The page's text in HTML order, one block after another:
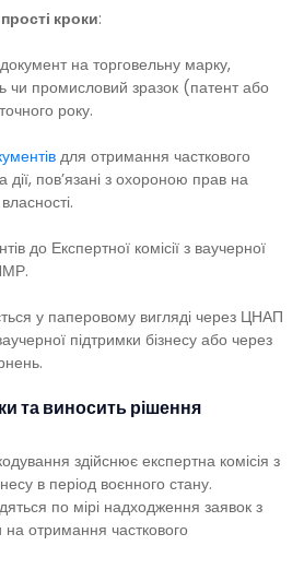
кроки:
на торговельну марку,
чи промисловий зразок (патент або
року.
для отримання часткового
дії, пов’язані з охороною прав на
до Експертної комісії з ваучерної
у паперовому вигляді через ЦНАП
підтримки бізнесу або через
та виносить рішення
здійснює експертна комісія з
в період воєнного стану.
по мірі надходження заявок з
отримання часткового